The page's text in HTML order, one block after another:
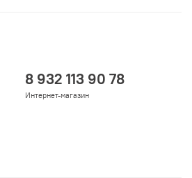
8 932 113 90 78
Интернет-магазин